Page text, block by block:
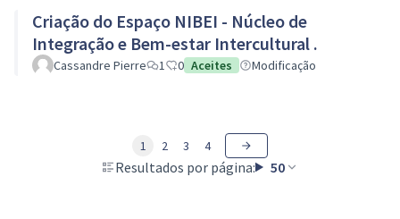
Criação do Espaço NIBEI - Núcleo de
Integração e Bem-estar Intercultural .
Cassandre Pierre 1 0 Aceites Modificação
Resultados por página: 50
1 2 3 4